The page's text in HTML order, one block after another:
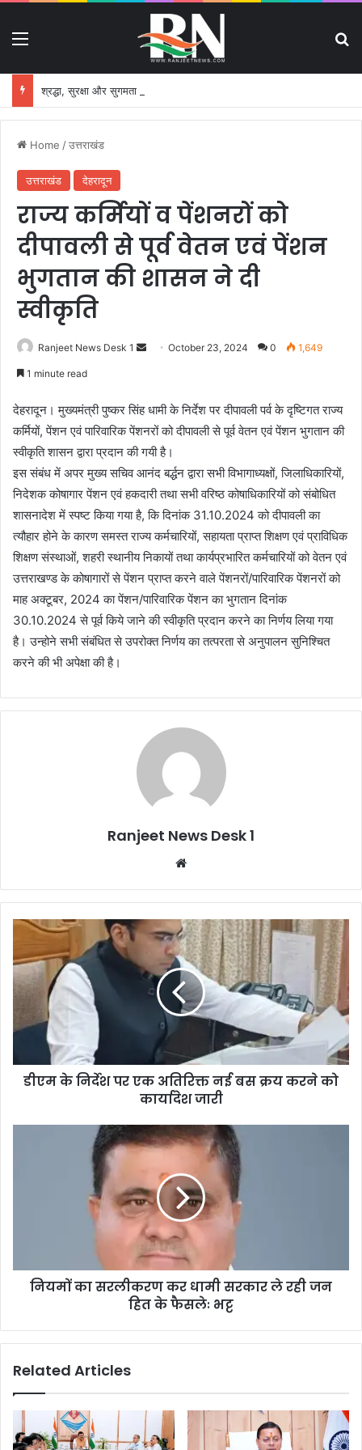
Home /उत्तराखंड
उत्तराखंड देहरादून
राज्य कर्मियों व पेंशनरों को
दीपावली से पूर्व वेतन एवं पेंशन
भुगतान की शासन ने दी
स्वीकृति
Ranjeet News Desk 1
d
a
n
l
October 23, 2024 0 1,649
1 minute read
देहरादून। मुख्यमंत्री पुष्कर सिंह धामी के निर्देश पर दीपावली पर्व के दृष्टिगत राज्य
कर्मियों, पेंशन एवं पारिवारिक पेंशनरों को दीपावली से पूर्व वेतन एवं पेंशन भुगतान की
स्वीकृति शासन द्वारा प्रदान की गयी है।
इस संबंध में अपर मुख्य सचिव आनंद बर्द्धन द्वारा सभी विभागाध्यक्षों, जिलाधिकारियों,
निदेशक कोषागार पेंशन एवं हकदारी तथा सभी वरिष्ठ कोषाधिकारियों को संबोधित
शासनादेश में स्पष्ट किया गया है, कि दिनांक 31.10.2024 को दीपावली का
त्यौहार होने के कारण समस्त राज्य कर्मचारियों, सहायता प्राप्त शिक्षण एवं प्राविधिक
शिक्षण संस्थाओं, शहरी स्थानीय निकायों तथा कार्यप्रभारित कर्मचारियों को वेतन एवं
उत्तराखण्ड के कोषागारों से पेंशन प्राप्त करने वाले पेंशनरों/पारिवारिक पेंशनरों को
माह अक्टूबर, 2024 का पेंशन/पारिवारिक पेंशन का भुगतान दिनांक
30.10.2024 से पूर्व किये जाने की स्वीकृति प्रदान करने का निर्णय लिया गया
है। उन्होने सभी संबंधित से उपरोक्त निर्णय का तत्परता से अनुपालन सुनिश्चित
करने की भी अपेक्षा की है।
Ranjeet News Desk 1
te
डीएम के निर्देश पर एक अतिरिक्त नई बस क्रय करने को
कार्यादेश जारी
नियमों का सरलीकरण कर धामी सरकार ले रही जन
हित के फैसलेः भट्ट
Related Articles